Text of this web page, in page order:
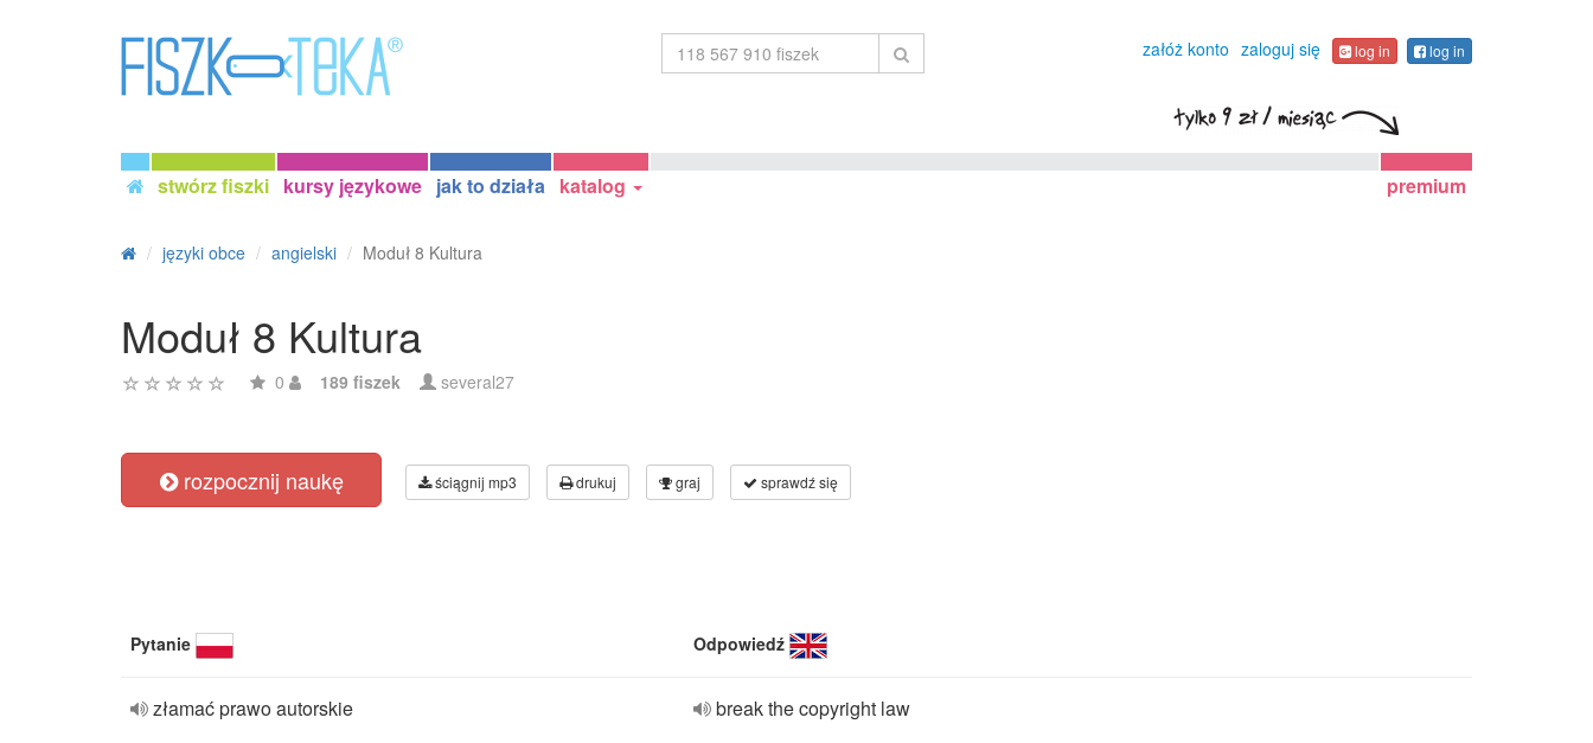
załóż konto zaloguj się log in log in
stwórz fiszki kursy językowe jak to działa katalog premium
języki obce angielski Moduł 8 Kultura
Moduł 8 Kultura
0 189 fiszek several27
rozpocznij naukę ściągnij mp3 drukuj graj sprawdź się
Pytanie Odpowiedź
złamać prawo autorskie break the copyright law